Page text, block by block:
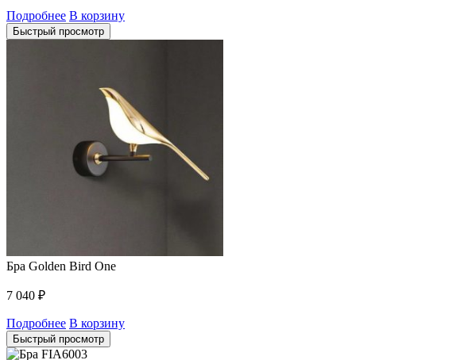
Подробнее В корзину
Быстрый просмотр
Бра Golden Bird One
7 040 ₽
Подробнее В корзину
Быстрый просмотр